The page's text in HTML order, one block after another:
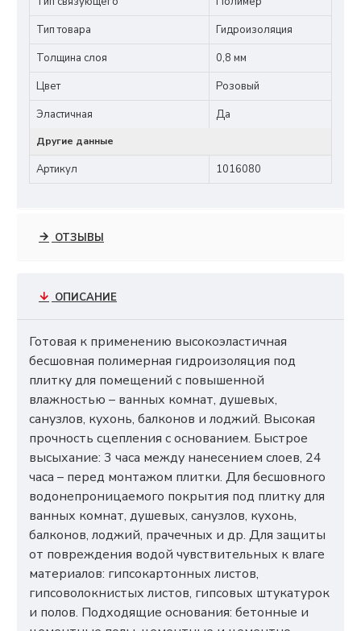
Тип товара
Гидроизоляция
Толщина слоя
0,8 мм
Цвет
Розовый
Эластичная
Да
Другие данные
Артикул 1016080
ОТЗЫВЫ
ОПИСАНИЕ
Готовая к применению высокоэластичная
бесшовная полимерная гидроизоляция под
плитку для помещений с повышенной
влажностью – ванных комнат, душевых,
санузлов, кухонь, балконов и лоджий. Высокая
прочность сцепления с основанием. Быстрое
высыхание: 3 часа между нанесением слоев, 24
часа – перед монтажом плитки. Для бесшовного
водонепроницаемого покрытия под плитку для
ванных комнат, душевых, санузлов, кухонь,
балконов, лоджий, прачечных и др. Для защиты
от повреждения водой чувствительных к влаге
материалов: гипсокартонных листов,
гипсоволокнистых листов, гипсовых штукатурок
и полов. Подходящие основания: бетонные и